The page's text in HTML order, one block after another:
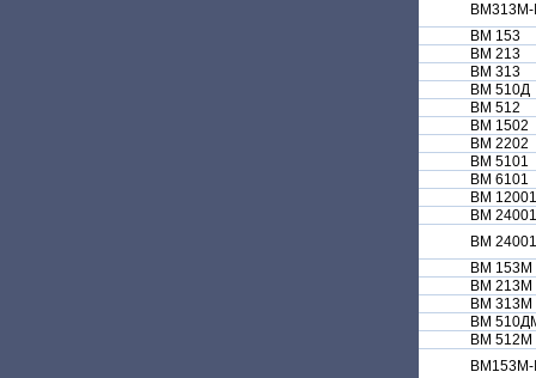
ВМ313М-
ВМ 153
ВМ 213
ВМ 313
ВМ 510Д
ВМ 512
ВМ 1502
ВМ 2202
ВМ 5101
ВМ 6101
ВМ 12001
ВМ 24001
ВМ 24001
ВМ 153М
ВМ 213М
ВМ 313М
ВМ
ВМ 512М
ВМ153М-